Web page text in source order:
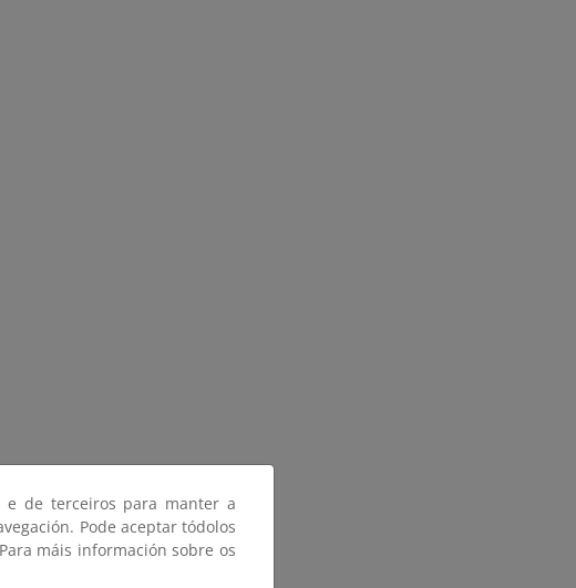
de terceiros para manter a
Pode aceptar tódolos
máis información sobre os